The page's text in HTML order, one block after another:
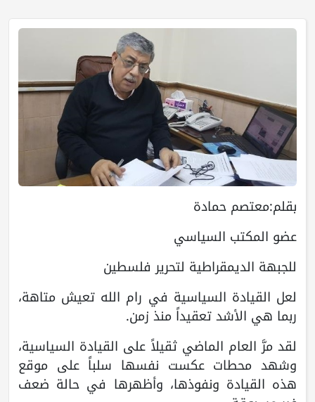
بقلم:معتصم حمادة
عضو المكتب السياسي
للجبهة الديمقراطية لتحرير فلسطين
لعل القيادة السياسية في رام الله تعيش متاهة،
ربما هي الأشد تعقيداً منذ زمن.
لقد مرَّ العام الماضي ثقيلاً على القيادة السياسية،
وشهد محطات عكست نفسها سلباً على موقع
هذه القيادة ونفوذها، وأظهرها في حالة ضعف